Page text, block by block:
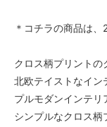
＊コチラの商品は、
クロス柄プリントの
北欧テイストなイン
プルモダンインテリ
シンプルなクロス柄